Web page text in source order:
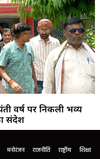
वर्ष पर निकली भव्य
संदेश
मनोरंजन राजनीति राष्ट्रीय
शिक्षा